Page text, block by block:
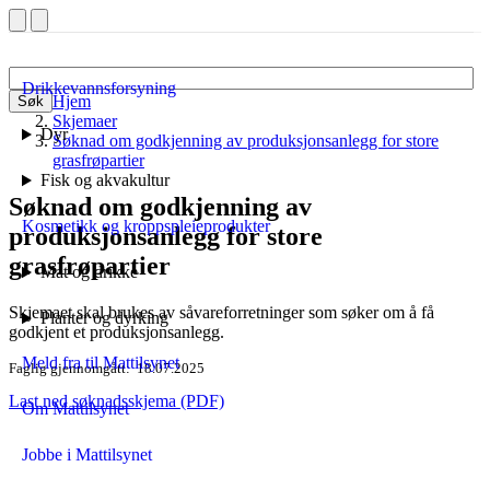
Søk
Drikkevannsforsyning
Dyr
Fisk og akvakultur
Kosmetikk og kroppspleieprodukter
Mat og drikke
Planter og dyrking
Meld fra til Mattilsynet
Om Mattilsynet
Jobbe i Mattilsynet
Hjem
Skjemaer
Søknad om godkjenning av produksjonsanlegg for store
grasfrøpartier
Søknad om godkjenning av
produksjonsanlegg for store
grasfrøpartier
Skjemaet skal brukes av såvareforretninger som søker om å få
godkjent et produksjonsanlegg.
Faglig gjennomgått 18.07.2025
Last ned søknadsskjema (PDF)